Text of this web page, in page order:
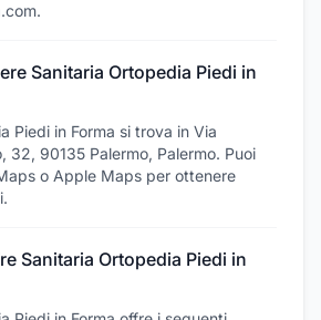
Sanitaria Ortopedia Piedi in
Piedi in Forma si trova in Via
32, 90135 Palermo, Palermo. Puoi
o Apple Maps per ottenere
Sanitaria Ortopedia Piedi in